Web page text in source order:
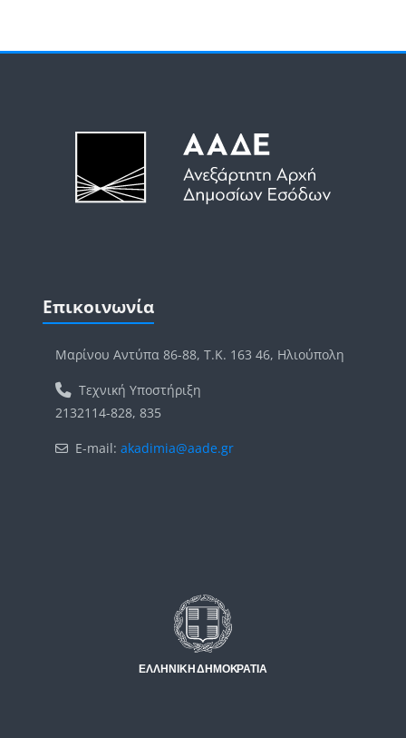
Μπλοκ
Επικοινωνία
Μαρίνου Αντύπα 86-88, Τ.Κ. 163 46, Ηλιούπολη
Τεχνική Υποστήριξη
2132114-828, 835
E-mail: akadimia@aade.gr